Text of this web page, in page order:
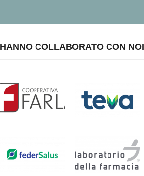
HANNO COLLABORATO CON NOI